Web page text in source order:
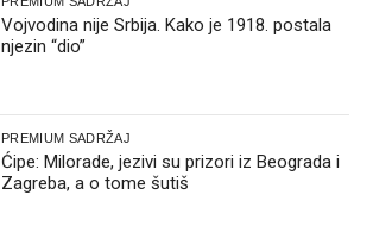
Vojvodina nije Srbija. Kako je 1918. postala
njezin “dio”
PREMIUM SADRŽAJ
Ćipe: Milorade, jezivi su prizori iz Beograda i
Zagreba, a o tome šutiš